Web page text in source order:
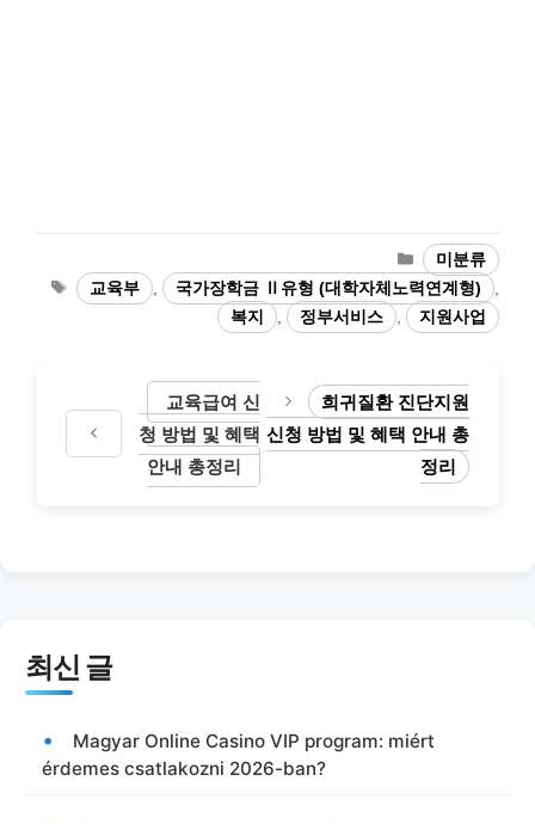
카
테
고
리
미분류
태
그
교육부 국가장학금 Ⅱ유형 (대학자체노력연계형)
복지
정부서비스 지원사업
교육급여 신
청 방법 및 혜택
안내 총정리
희귀질환 진단지원
신청 방법 및 혜택 안내 총
정리
최신 글
Magyar Online Casino VIP program: miért
érdemes csatlakozni 2026-ban?